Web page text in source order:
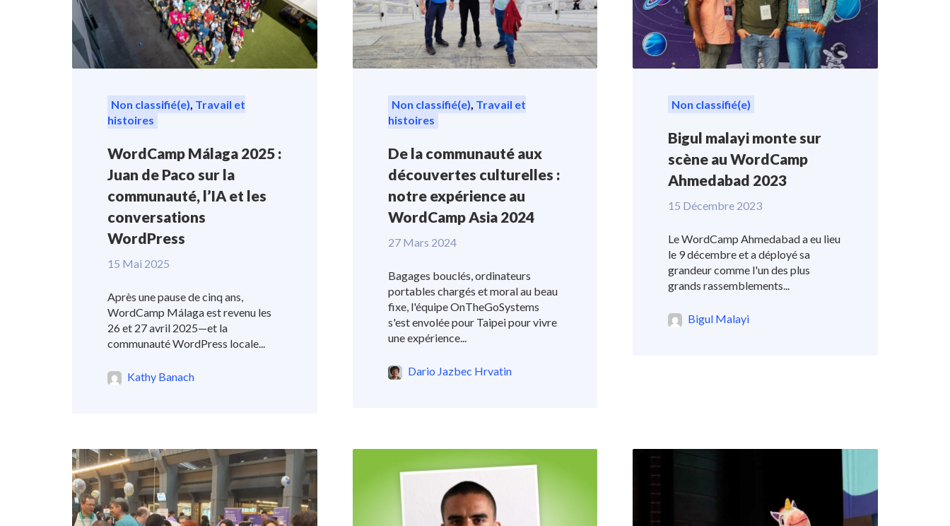
Non classifié(e) Travail et
histoires
WordCamp Málaga 2025 :
Juan de Paco sur la
communauté, l’IA et les
conversations
WordPress
15 Mai 2025
Après une pause de cinq ans,
WordCamp Málaga est revenu les
26 et 27 avril 2025—et la
communauté WordPress locale...
Kathy Banach
Non classifié(e) Travail et
histoires
De la communauté aux
découvertes culturelles :
notre expérience au
WordCamp Asia 2024
27 Mars 2024
Bagages bouclés, ordinateurs
portables chargés et moral au beau
fixe, l'équipe OnTheGoSystems
s'est envolée pour Taipei pour vivre
une expérience...
Dario Jazbec Hrvatin
Non classifié(e)
Bigul malayi monte sur
scène au WordCamp
Ahmedabad 2023
15 Décembre 2023
Le WordCamp Ahmedabad a eu lieu
le 9 décembre et a déployé sa
grandeur comme l'un des plus
grands rassemblements...
Bigul Malayi